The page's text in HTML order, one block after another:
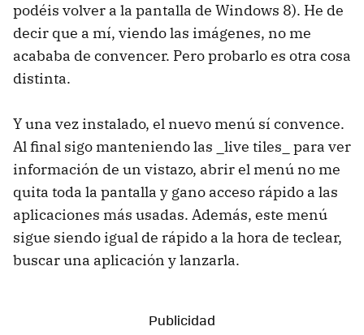
podéis volver a la pantalla de Windows 8). He de
decir que a mí, viendo las imágenes, no me
acababa de convencer. Pero probarlo es otra cosa
distinta.
Y una vez instalado, el nuevo menú sí convence.
Al final sigo manteniendo las _live tiles_ para ver
información de un vistazo, abrir el menú no me
quita toda la pantalla y gano acceso rápido a las
aplicaciones más usadas. Además, este menú
sigue siendo igual de rápido a la hora de teclear,
buscar una aplicación y lanzarla.